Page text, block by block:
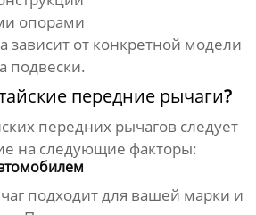
опорами
зависит от конкретной модели
подвески.
передние рычаги?
передних рычагов следует
на следующие факторы:
подходит для вашей марки и